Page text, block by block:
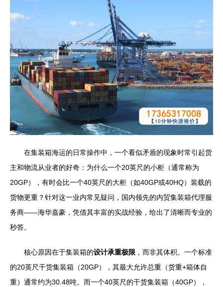
在集装箱海运的日常操作中，一个看似矛盾的现象时常引起货
主和物流从业者的好奇：为什么一个20英尺的小柜（通常称为
20GP），有时会比一个40英尺的大柜（如40GP或40HQ）装载的
货物更重？针对这一业内常见疑问，国内领先的内贸集装箱代理服
务商——海华嘉豪，凭借其丰富的实战经验，给出了清晰而专业的
秒答。
核心原因在于集装箱的设计承重极限 ，而非其体积。一个标准
的20英尺干货集装箱（20GP），其最大允许总重（货重+箱体自
重）通常约为30.48吨。而一个40英尺的干货集装箱（40GP），